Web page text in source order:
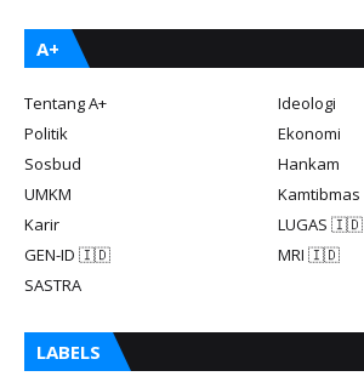
A+
Tentang A+
Ideologi
Politik
Ekonomi
Sosbud
Hankam
UMKM
Kamtibmas
Karir
LUGAS 🇮🇩
GEN-ID 🇮🇩
MRI 🇮🇩
SASTRA
LABELS